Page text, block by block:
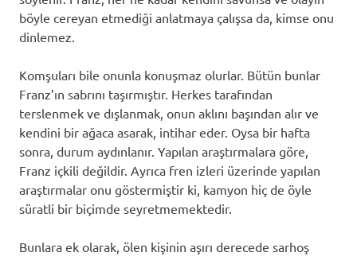
böyle cereyan etmediği anlatmaya çalışsa da, kimse onu
dinlemez.
Komşuları bile onunla konuşmaz olurlar. Bütün bunlar
Franz’ın sabrını taşırmıştır. Herkes tarafından
terslenmek ve dışlanmak, onun aklını başından alır ve
kendini bir ağaca asarak, intihar eder. Oysa bir hafta
sonra, durum aydınlanır. Yapılan araştırmalara göre,
Franz içkili değildir. Ayrıca fren izleri üzerinde yapılan
araştırmalar onu göstermiştir ki, kamyon hiç de öyle
süratli bir biçimde seyretmemektedir.
Bunlara ek olarak, ölen kişinin aşırı derecede sarhoş